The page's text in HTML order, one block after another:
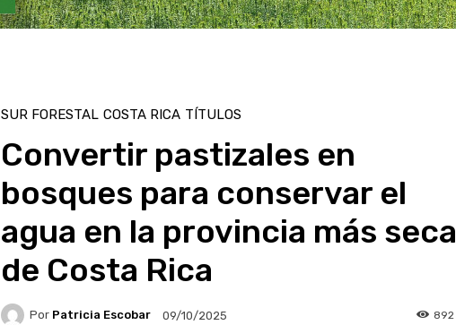
SUR FORESTAL COSTA RICA TÍTULOS
Convertir pastizales en
bosques para conservar el
agua en la provincia más seca
de Costa Rica
Por Patricia Escobar 09/10/2025 892